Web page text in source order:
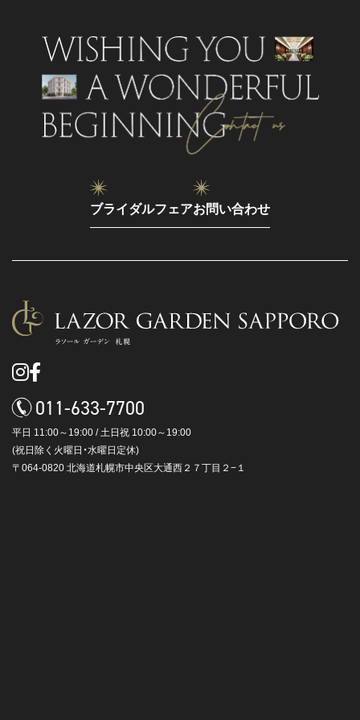
ブライダルフェアお問い合わせ
011-633-7700
平日 11:00～19:00 / 土日祝 10:00～19:00
(祝日除く火曜日・水曜日定休)
〒064-0820 北海道札幌市中央区大通西２７丁目２−１